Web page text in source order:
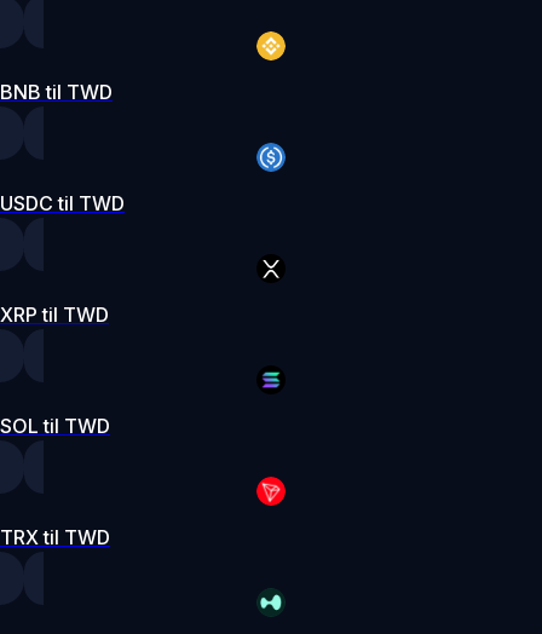
BNB til TWD
USDC til TWD
XRP til TWD
SOL til TWD
TRX til TWD